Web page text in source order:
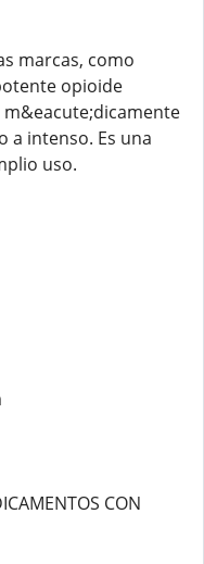
marcas, como
opioide
a intenso. Es una
uso.
CON